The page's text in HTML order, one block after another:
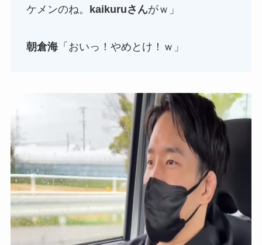
ケメンのね。 kaikuruさんがｗ」
朝倉海「おいっ！やめとけ！ｗ」